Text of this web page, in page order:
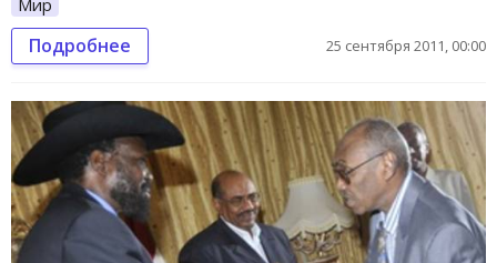
Подробнее 25 сентября 2011, 00:00